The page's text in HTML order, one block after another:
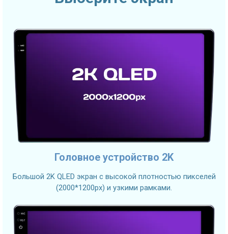
Головное устройство 2K
Большой 2K QLED экран с высокой плотностью пикселей
(2000*1200px) и узкими рамками.